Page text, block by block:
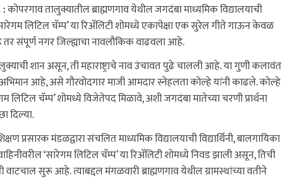
:कोपरगाव तालुक्यातील ब्राह्मणगाव येथील जगदंबा माध्यमिक विद्यालयाची
‘सारेगम लिटिल चॅम्प’ या रिअ‍ॅलिटी शोमध्ये एकापेक्षा एक सुरेल गीते गाऊन केवळ
संपूर्ण नगर जिल्ह्याचा नावलौकिक वाढवला आहे.
शान असून, ती महाराष्ट्राचे नाव उंचावत पुढे चालली आहे. या गुणी कलावंत
अभिमान आहे, असे गौरवोदगार माजी आमदार स्नेहलता कोल्हे यांनी काढले. कोल्हे
लिटिल चॅम्प’ शोमध्ये विजेतेपद मिळावे, अशी जगदंबा मातेच्या चरणी प्रार्थना
दिल्या.
प्रसारक मंडळद्वारा संचलित माध्यमिक विद्यालयाची विद्यार्थिनी, बालगायिका
‘सारेगम लिटिल चॅम्प’ या रिअ‍ॅलिटी शोमध्ये निवड झाली असून, तिची
सुरू आहे. त्याबद्दल मंगळवारी ब्राह्मणगाव येथील ग्रामस्थांच्या वतीने